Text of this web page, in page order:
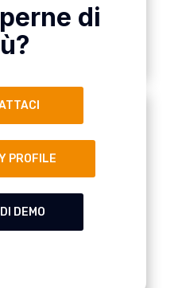
di
PROFILE
DEMO